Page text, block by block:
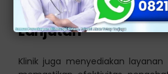
3. Pemantauan dan
Lanjutan
Klinik juga menyediakan